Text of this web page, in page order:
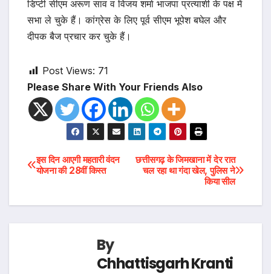
डिप्टी सीएम अरूण साव व विजय शर्मा भाजपा प्रत्याशी के पक्ष में
सभा ले चुके हैं। कांग्रेस के लिए पूर्व सीएम भूपेश बघेल और
दीपक बैज प्रचार कर चुके हैं।
Post Views: 71
Please Share With Your Friends Also
Post
छत्तीसगढ़ के जिमखाना में देर रात
चल रहा था गंदा खेल, पुलिस ने
किया सील
इस दिन आएगी महतारी वंदन
योजना की 28वीं किस्त
By
Chhattisgarh Kranti